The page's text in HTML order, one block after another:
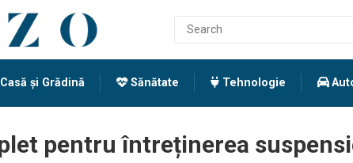
Casă și Grădină Sănătate Tehnologie
pentru întreținerea